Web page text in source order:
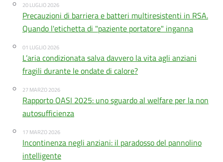
20 LUGLIO 2026
Precauzioni di barriera e batteri multiresistenti in RSA.
Quando l'etichetta di "paziente portatore" inganna
01 LUGLIO 2026
L’aria condizionata salva davvero la vita agli anziani
fragili durante le ondate di calore?
27 MARZO 2026
Rapporto OASI 2025: uno sguardo al welfare per la non
autosufficienza
17 MARZO 2026
Incontinenza negli anziani: il paradosso del pannolino
intelligente